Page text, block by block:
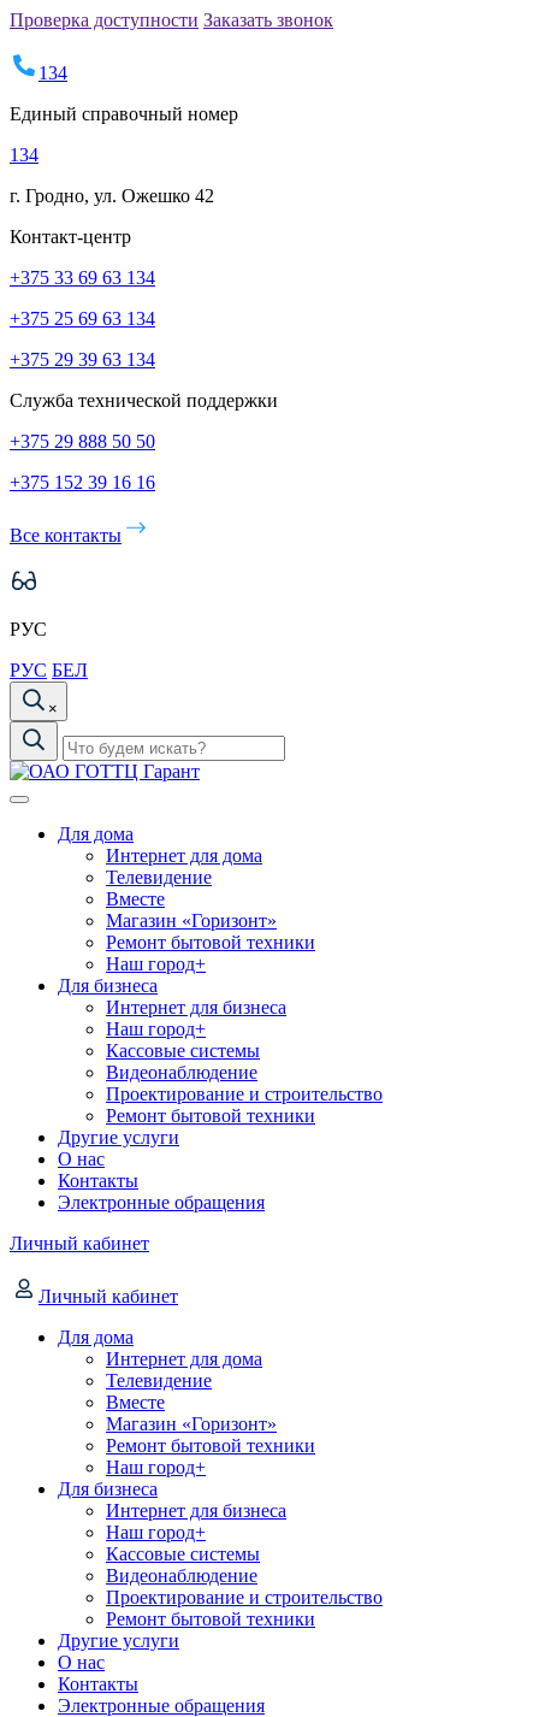
Проверка доступности Заказать звонок
134
Единый справочный номер
134
г. Гродно, ул. Ожешко 42
Контакт-центр
+375 33 69 63 134
+375 25 69 63 134
+375 29 39 63 134
Служба технической поддержки
+375 29 888 50 50
+375 152 39 16 16
Все контакты
РУС
РУС БЕЛ
×
Для дома
Интернет для дома
Телевидение
Вместе
Магазин «Горизонт»
Ремонт бытовой техники
Наш город+
Для бизнеса
Интернет для бизнеса
Наш город+
Кассовые системы
Видеонаблюдение
Проектирование и строительство
Ремонт бытовой техники
Другие услуги
О нас
Контакты
Электронные обращения
Личный кабинет
Личный кабинет
Для дома
Интернет для дома
Телевидение
Вместе
Магазин «Горизонт»
Ремонт бытовой техники
Наш город+
Для бизнеса
Интернет для бизнеса
Наш город+
Кассовые системы
Видеонаблюдение
Проектирование и строительство
Ремонт бытовой техники
Другие услуги
О нас
Контакты
Электронные обращения